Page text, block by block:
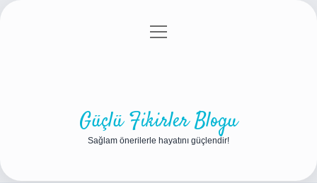
Gizlilik Politikası
menüyü
Güçlü Fikirler Blogu
Sağlam önerilerle hayatını güçlendir!